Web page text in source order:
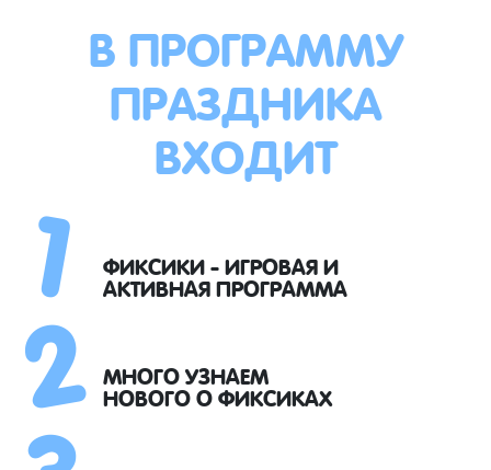
В ПРОГРАММУ
ПРАЗДНИКА
ВХОДИТ
ФИКСИКИ - ИГРОВАЯ И
АКТИВНАЯ ПРОГРАММА
МНОГО УЗНАЕМ
НОВОГО О ФИКСИКАХ